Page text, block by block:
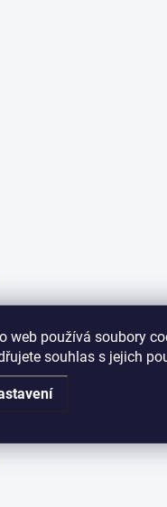
web používá soubory
souhlas s jejich